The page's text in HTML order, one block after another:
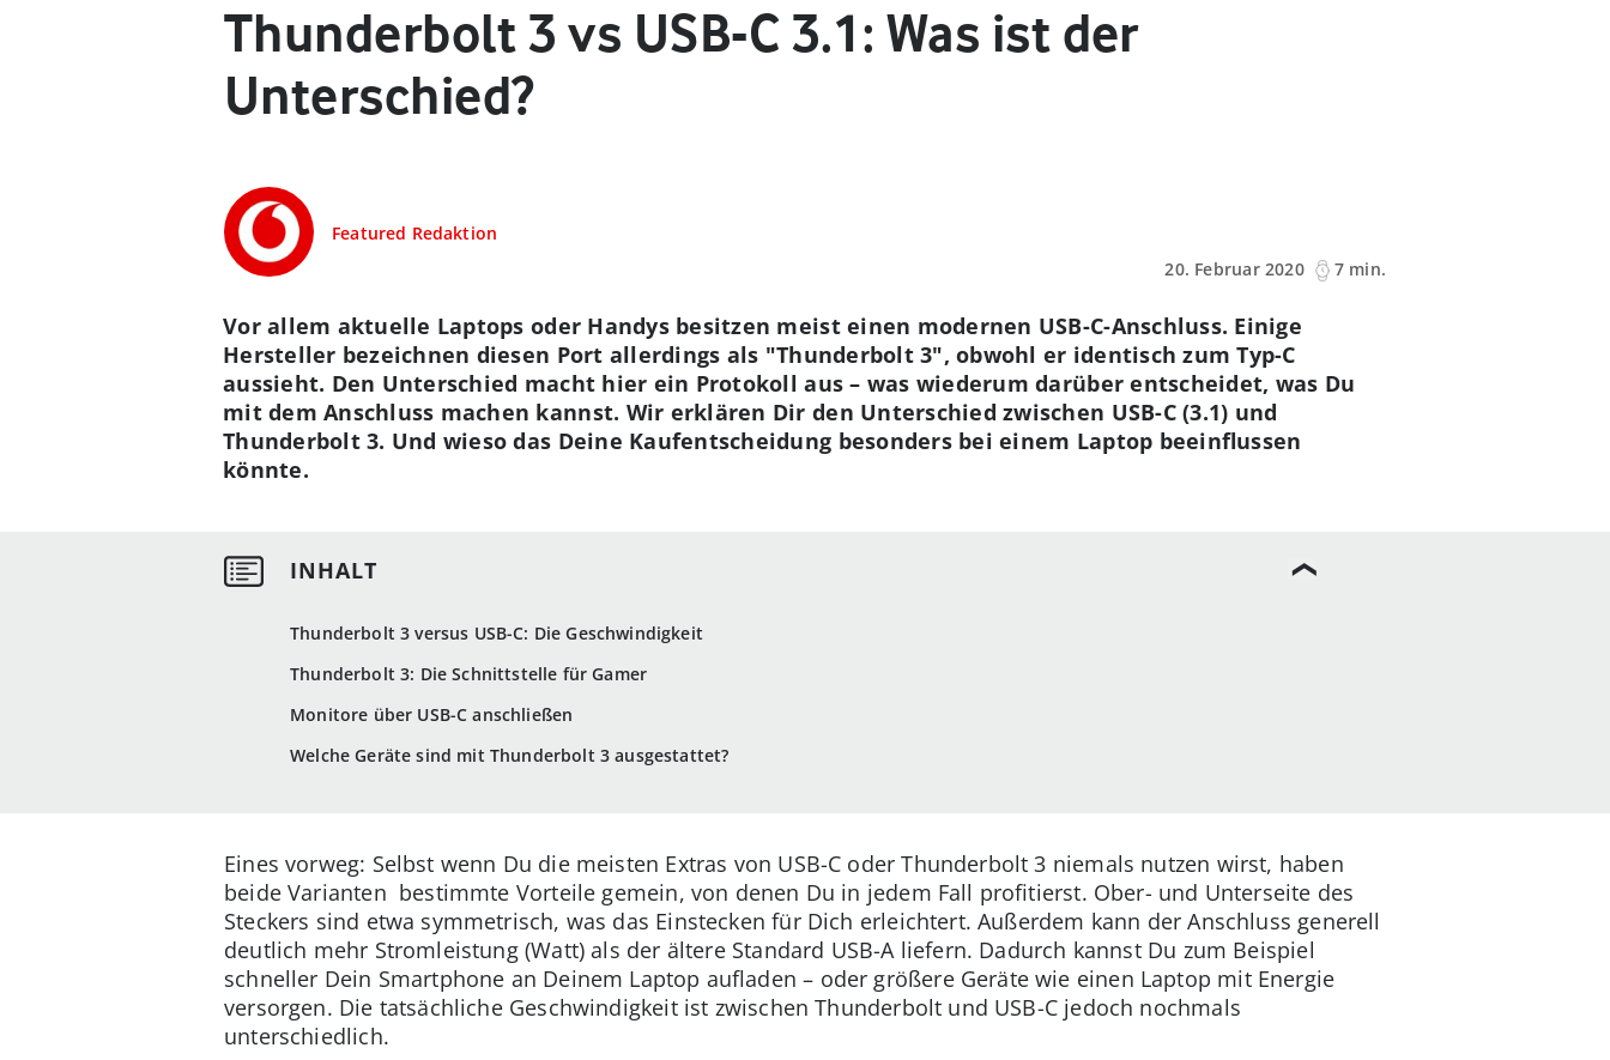
Thunderbolt 3 vs USB-C 3.1: Was ist der
Unterschied?
Featured Redaktion
20. Februar 2020
7 min.
Thunderbolt 3 versus USB-C: Die Geschwindigkeit
Thunderbolt 3: Die Schnittstelle für Gamer
Monitore über USB-C anschließen
Welche Geräte sind mit Thunderbolt 3 ausgestattet?
Vor allem aktuelle Laptops oder Handys besitzen meist einen modernen USB-C-Anschluss. Einige
Hersteller bezeichnen diesen Port allerdings als "Thunderbolt 3", obwohl er identisch zum Typ-C
aussieht. Den Unterschied macht hier ein Protokoll aus – was wiederum darüber entscheidet, was Du
mit dem Anschluss machen kannst. Wir erklären Dir den Unterschied zwischen USB-C (3.1) und
Thunderbolt 3. Und wieso das Deine Kaufentscheidung besonders bei einem Laptop beeinflussen
könnte.
Eines vorweg: Selbst wenn Du die meisten Extras von USB-C oder Thunderbolt 3 niemals nutzen wirst, haben
beide Varianten bestimmte Vorteile gemein, von denen Du in jedem Fall profitierst. Ober- und Unterseite des
Steckers sind etwa symmetrisch, was das Einstecken für Dich erleichtert. Außerdem kann der Anschluss generell
deutlich mehr Stromleistung (Watt) als der ältere Standard USB-A liefern. Dadurch kannst Du zum Beispiel
schneller Dein Smartphone an Deinem Laptop aufladen – oder größere Geräte wie einen Laptop mit Energie
versorgen. Die tatsächliche Geschwindigkeit ist zwischen Thunderbolt und USB-C jedoch nochmals
unterschiedlich.